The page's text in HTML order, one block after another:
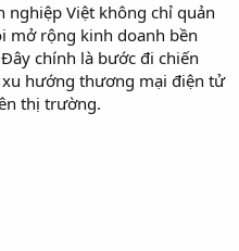
nghiệp Việt không chỉ quản
mở rộng kinh doanh bền
chính là bước đi chiến
hướng thương mại điện tử
thị trường.